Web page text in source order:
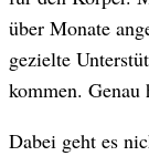
über Monate
gezielte
kommen.
Dabei geht es